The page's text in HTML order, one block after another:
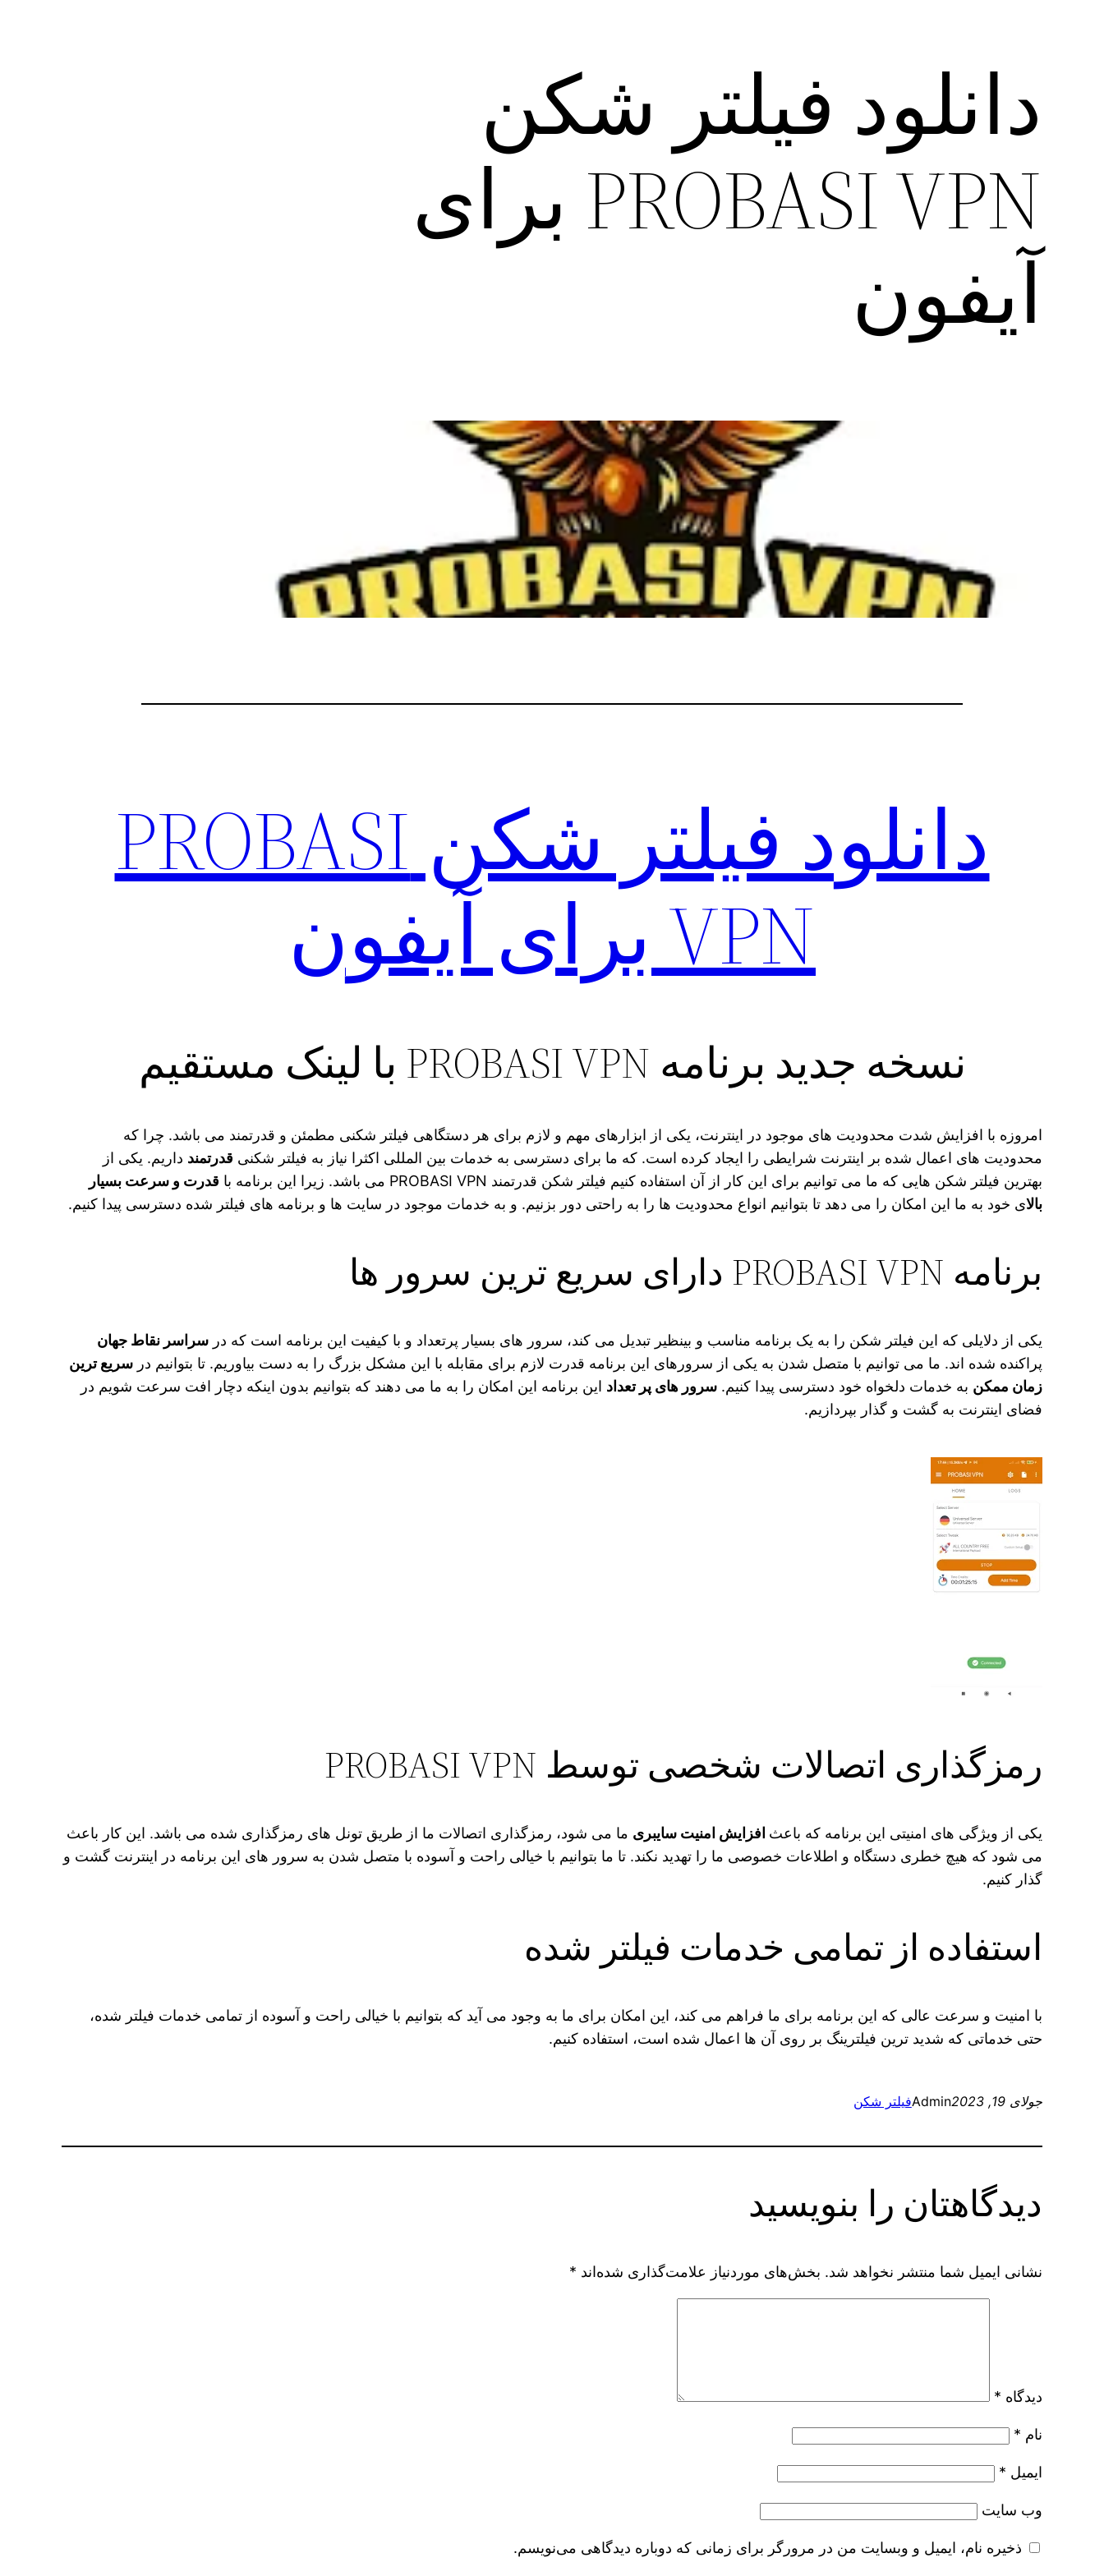
دانلود فیلتر شکن
PROBASI VPN برای
آیفون
دانلود فیلتر شکن PROBASI
VPN برای آیفون
نسخه جدید برنامه PROBASI VPN با لینک مستقیم
امروزه با افزایش شدت محدودیت‌ های موجود در اینترنت، یکی از ابزارهای مهم و لازم برای هر دستگاهی فیلتر شکنی مطمئن و قدرتمند می باشد. چرا که
محدودیت‌ های اعمال شده بر اینترنت شرایطی را ایجاد کرده است. که ما برای دسترسی به خدمات بین المللی اکثرا نیاز به فیلتر شکنی قدرتمند داریم. یکی از
بهترین فیلتر شکن هایی که ما می‌ توانیم برای این کار از آن استفاده کنیم فیلتر شکن قدرتمند PROBASI VPN می باشد. زیرا این برنامه با
قدرت و سرعت بسیار
بالای خود به ما این امکان را می‌ دهد تا بتوانیم انواع محدودیت‌ ها را به راحتی دور بزنیم. و به خدمات موجود در سایت ها و برنامه های فیلتر شده دسترسی پیدا کنیم.
برنامه PROBASI VPN دارای سریع ترین سرور ها
یکی از دلایلی که این فیلتر شکن را به یک برنامه مناسب و بینظیر تبدیل می کند، سرور های بسیار پرتعداد و با کیفیت این برنامه است که درسراسر نقاط جهان
پراکنده شده اند. ما می‌ توانیم با متصل شدن به یکی از سرورهای این برنامه قدرت لازم برای مقابله با این مشکل بزرگ را به دست بیاوریم. تا بتوانیم درسریع ترین
زمان ممکن به خدمات دلخواه خود دسترسی پیدا کنیم.سرور های پر تعداد این برنامه این امکان را به ما می‌ دهند که بتوانیم بدون اینکه دچار افت سرعت شویم در
فضای اینترنت به گشت و گذار بپردازیم.
رمزگذاری اتصالات شخصی توسط PROBASI VPN
یکی از ویژگی های امنیتی این برنامه که باعث افزایش امنیت سایبری ما می‌ شود، رمزگذاری اتصالات ما از طریق تونل های رمزگذاری شده می باشد. این کار باعث
می‌ شود که هیچ خطری دستگاه و اطلاعات خصوصی ما را تهدید نکند. تا ما بتوانیم با خیالی راحت و آسوده با متصل شدن به سرور های این برنامه در اینترنت گشت و
گذار کنیم.
استفاده از تمامی خدمات فیلتر شده
با امنیت و سرعت عالی که این برنامه برای ما فراهم می‌ کند، این امکان برای ما به وجود می‌ آید که بتوانیم با خیالی راحت و آسوده از تمامی خدمات فیلتر شده،
حتی خدماتی که شدید ترین فیلترینگ بر روی آن ها اعمال شده است، استفاده کنیم.
جولای 19, 2023 Adminفیلتر شکن
دیدگاهتان را بنویسید
نشانی ایمیل شما منتشر نخواهد شد. بخش‌های موردنیاز علامت‌گذاری شده‌اند *
دیدگاه *
نام *
ایمیل *
وب‌ سایت
ذخیره نام، ایمیل و وبسایت من در مرورگر برای زمانی که دوباره دیدگاهی می‌نویسم.